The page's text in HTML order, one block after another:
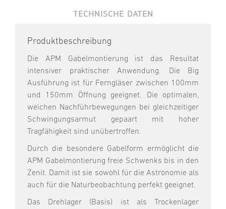
TECHNISCHE DATEN
Produktbeschreibung
Die APM Gabelmontierung ist das Resultat
intensiver praktischer Anwendung. Die Big
Ausführung ist für Ferngläser zwischen 100mm
und 150mm Öffnung geeignet. Die optimalen,
weichen Nachführbewegungen bei gleichzeitiger
Schwingungsarmut gepaart mit hoher
Tragfähigkeit sind unübertroffen.
Durch die besondere Gabelform ermöglicht die
APM Gabelmontierung freie Schwenks bis in den
Zenit. Damit ist sie sowohl für die Astronomie als
auch für die Naturbeobachtung perfekt geeignet.
Das Drehlager (Basis) ist als Trockenlager